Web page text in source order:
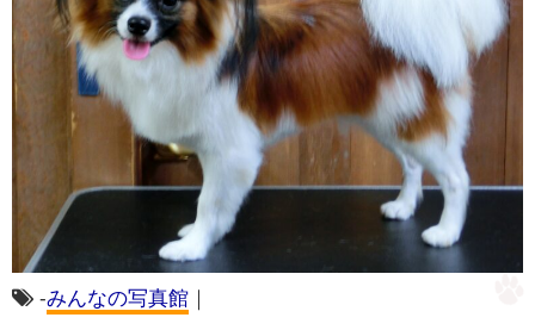
-みんなの写真館 ｜